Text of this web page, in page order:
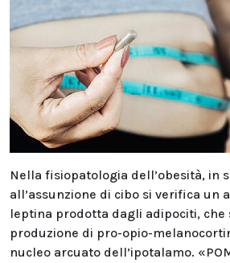
Nella fisiopatologia dell’obesità, in
all’assunzione di cibo si verifica un
leptina prodotta dagli adipociti, che
produzione di pro-opio-
nucleo arcuato dell’ipotalamo.